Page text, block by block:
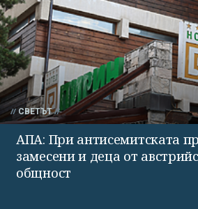
СВЕТЪТ
АПА: При антисемитската
замесени и деца от
общност